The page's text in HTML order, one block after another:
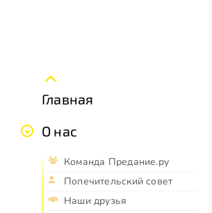
Главная
О нас
Команда Предание.ру
Попечительский совет
Наши друзья